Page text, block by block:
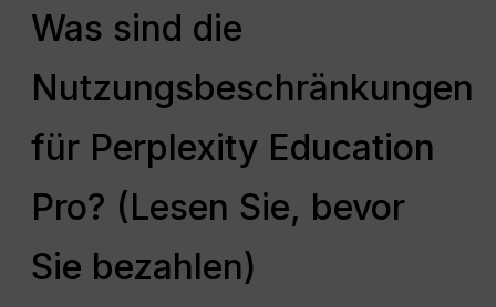
Was sind die
Nutzungsbeschränkungen
für Perplexity Education
Pro? (Lesen Sie, bevor
Sie bezahlen)